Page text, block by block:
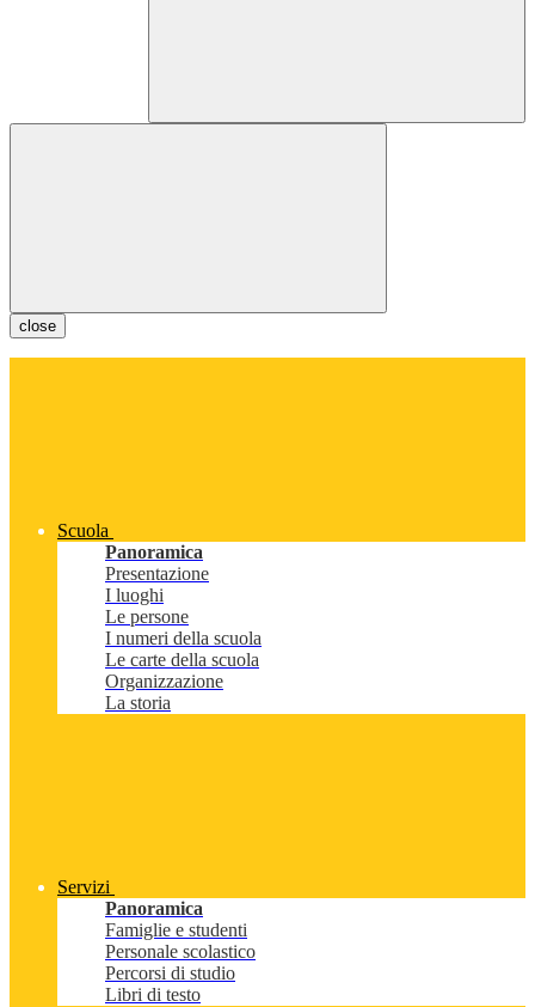
close
Scuola
Panoramica
Presentazione
I luoghi
Le persone
I numeri della scuola
Le carte della scuola
Organizzazione
La storia
Servizi
Panoramica
Famiglie e studenti
Personale scolastico
Percorsi di studio
Libri di testo